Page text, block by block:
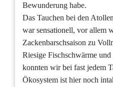
Bewunderung habe.
Das Tauchen bei den
war sensationell, vor allem
Zackenbarschsaison zu
Riesige Fischschwärme
konnten wir bei fast jedem
Ökosystem ist hier noch